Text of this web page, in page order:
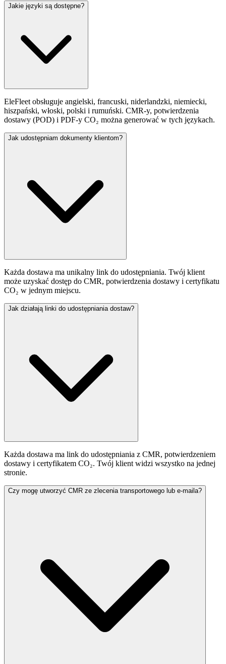
Jakie języki są dostępne?
EleFleet obsługuje angielski, francuski, niderlandzki, niemiecki,
hiszpański, włoski, polski i rumuński. CMR-y, potwierdzenia
dostawy (POD) i PDF-y CO₂ można generować w tych językach.
Jak udostępniam dokumenty klientom?
Każda dostawa ma unikalny link do udostępniania. Twój klient
może uzyskać dostęp do CMR, potwierdzenia dostawy i certyfikatu
CO₂ w jednym miejscu.
Jak działają linki do udostępniania dostaw?
Każda dostawa ma link do udostępniania z CMR, potwierdzeniem
dostawy i certyfikatem CO₂. Twój klient widzi wszystko na jednej
stronie.
Czy mogę utworzyć CMR ze zlecenia transportowego lub e-maila?